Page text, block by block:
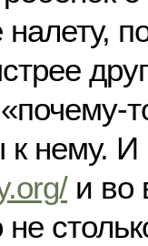
к нему.
и во